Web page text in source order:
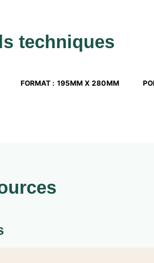
techniques
FORMAT : 195MM X 280MM